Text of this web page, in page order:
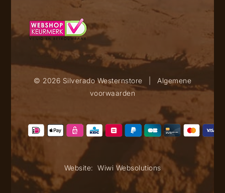
© 2026 Silverado Westernstore
Algemene
voorwaarden
Website: Wiwi Websolutions